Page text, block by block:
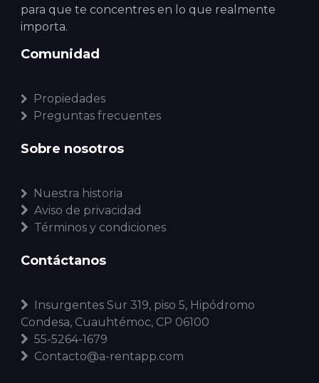
para que te concentres en lo que realmente
importa.
Comunidad
Propiedades
Preguntas frecuentes
Sobre nosotros
Nuestra historia
Aviso de privacidad
Términos y condiciones
Contáctanos
Insurgentes Sur 319, piso 5, Hipódromo
Condesa, Cuauhtémoc, CP 06100
55-5264-1679
Contacto@a-rentapp.com